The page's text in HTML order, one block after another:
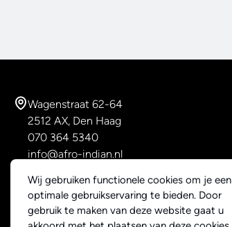
Wij gebruiken functionele cookies om je een
optimale gebruikservaring te bieden. Door
gebruik te maken van deze website gaat u
Wagenstraat 62-64
2512 AX, Den Haag
070 364 5340
info@afro-indian.nl